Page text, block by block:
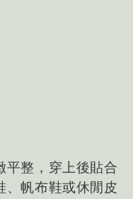
平整，穿上後貼合
、帆布鞋或休閒皮